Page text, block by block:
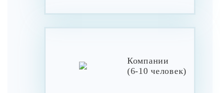
Компании
(6-10 человек)